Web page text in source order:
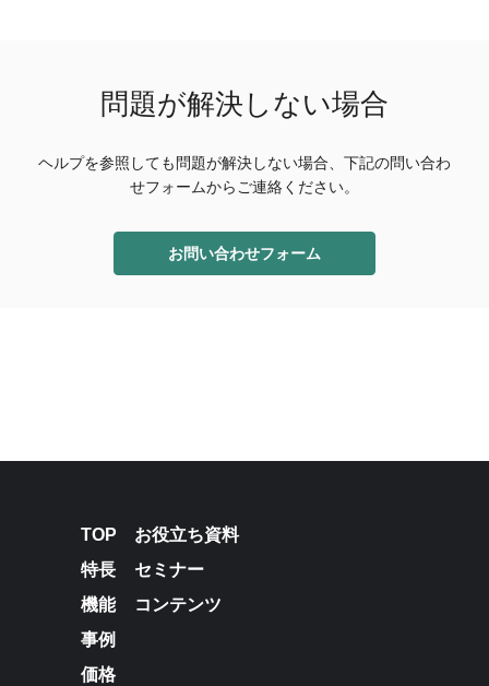
問題が解決しない場合
ヘルプを参照しても問題が解決しない場合、下記の問い合わ
せフォームからご連絡ください。
お問い合わせフォーム
TOP
特長
機能
事例
価格
お役立ち資料
セミナー
コンテンツ